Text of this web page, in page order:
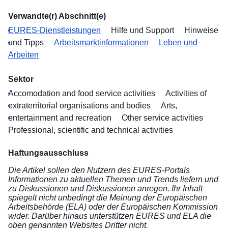
Verwandte(r) Abschnitt(e)
EURES-Dienstleistungen
Hilfe und Support
Hinweise
und Tipps
Arbeitsmarktinformationen
Leben und
Arbeiten
Sektor
Accomodation and food service activities
Activities of
extraterritorial organisations and bodies
Arts,
entertainment and recreation
Other service activities
Professional, scientific and technical activities
Haftungsausschluss
Die Artikel sollen den Nutzern des EURES-Portals
Informationen zu aktuellen Themen und Trends liefern und
zu Diskussionen und Diskussionen anregen. Ihr Inhalt
spiegelt nicht unbedingt die Meinung der Europäischen
Arbeitsbehörde (ELA) oder der Europäischen Kommission
wider. Darüber hinaus unterstützen EURES und ELA die
oben genannten Websites Dritter nicht.